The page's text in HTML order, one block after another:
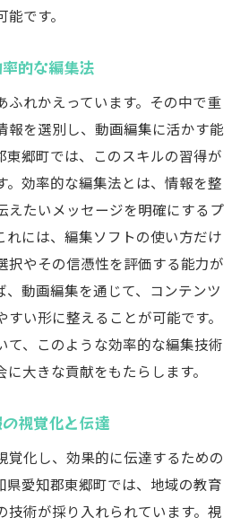
です。
的な編集法
ふれかえっています。その中で重
報を選別し、動画編集に活かす能
東郷町では、このスキルの習得が
。効率的な編集法とは、情報を整
えたいメッセージを明確にするプ
れには、編集ソフトの使い方だけ
択やその信憑性を評価する能力が
、動画編集を通じて、コンテンツ
い形に整えることが可能です。
て、このような効率的な編集技術
大きな貢献をもたらします。
視覚化と伝達
覚化し、効果的に伝達するための
県愛知郡東郷町では、地域の教育
技術が採り入れられています。視